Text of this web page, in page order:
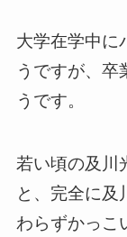
大学在学中に
うですが、卒
うです。
若い頃の及川
と、完全に及
わらずかっこ